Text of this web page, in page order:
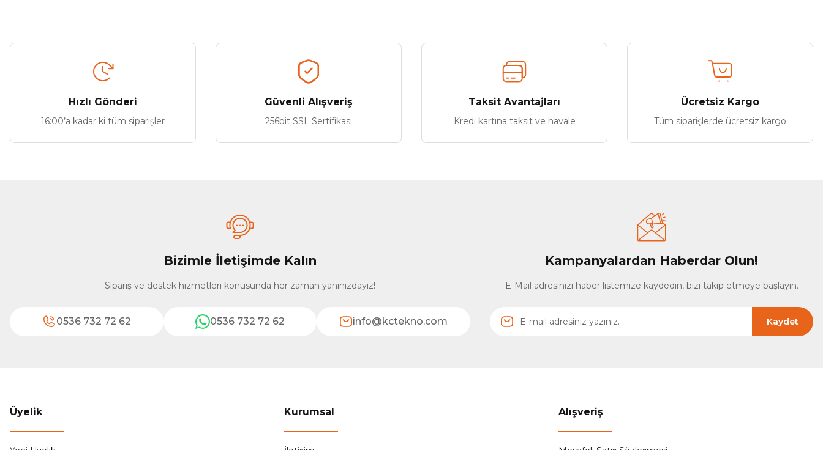
Hızlı Gönderi
16:00’a kadar ki tüm siparişler
Güvenli Alışveriş
256bit SSL Sertifikası
Taksit Avantajları
Kredi kartına taksit ve havale
Ücretsiz Kargo
Tüm siparişlerde ücretsiz kargo
Bizimle İletişimde Kalın
Sipariş ve destek hizmetleri konusunda her zaman yanınızdayız!
0536 732 72 62 0536 732 72 62 info@kctekno.com
Kampanyalardan Haberdar Olun!
E-Mail adresinizi haber listemize kaydedin, bizi takip etmeye başlayın.
Kaydet
Üyelik Kurumsal Alışveriş